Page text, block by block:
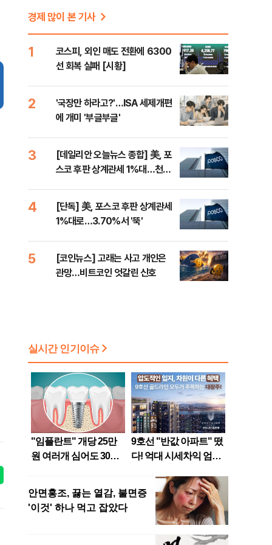
경제 많이 본 기사
1
코스피, 외인 매도 전환에 6300
선 회복 실패 [시황]
2
'국장만 하라고?'…ISA 세제개편
에 개미 '부글부글'
3
[데일리안 오늘뉴스 종합] 美, 포
스코 후판 상계관세 1%대…천하
4
[단독] 美, 포스코 후판 상계관세
1%대로…3.70%서 '뚝'
5
[코인뉴스] 고래는 사고 개인은
관망…비트코인 엇갈린 신호